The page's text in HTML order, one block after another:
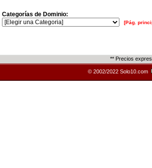
Categorías de Dominio:
[Pág.
** Precios
© 2002/2022 Solo10.com